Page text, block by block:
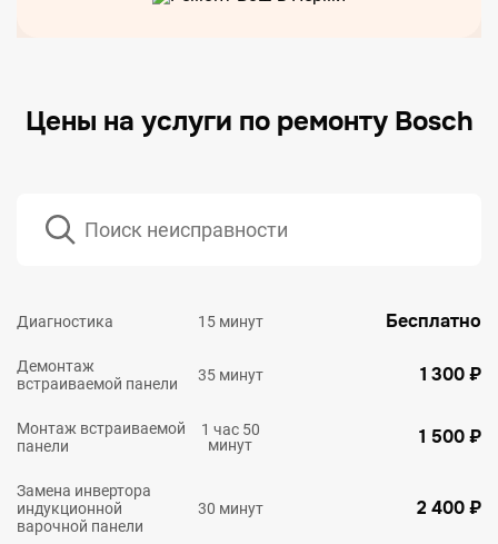
Цены на услуги по ремонту Bosch
Диагностика 15 минут Бесплатно
Демонтаж
встраиваемой панели
35 минут 1 300 ₽
Монтаж встраиваемой
панели
1 час 50
минут
1 500 ₽
Замена инвертора
индукционной
варочной панели
30 минут 2 400 ₽